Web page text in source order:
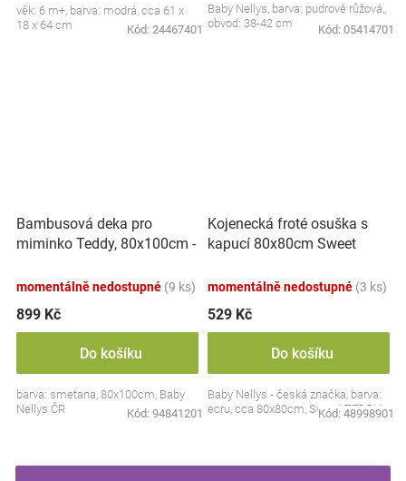
věk: 6 m+, barva: modrá, cca 61 x
18 x 64 cm
Kód: 24467401
Baby Nellys, barva: pudrově růžová,,
obvod: 38-42 cm
Kód: 05414701
Bambusová deka pro
miminko Teddy, 80x100cm -
momentálně nedostupné (9 ks)
899 Kč
Do košíku
barva: smetana, 80x100cm, Baby
Nellys ČR
Kód: 94841201
Kojenecká froté osuška s
kapucí 80x80cm Sweet
momentálně nedostupné (3 ks)
529 Kč
Do košíku
Baby Nellys - česká značka, barva:
ecru, cca 80x80cm, Sweet TEDDY
Kód: 48998901